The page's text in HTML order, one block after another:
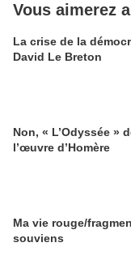
Vous aimerez
La crise de la
David Le Breton
Non, « L’Odyssée »
l’œuvre d’Homère
Ma vie rouge/
souviens